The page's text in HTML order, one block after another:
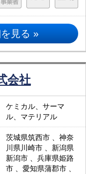
見る »
会社
ケミカル、サーマ
ル、マテリアル
茨城県筑西市 、神奈
川県川崎市 、新潟県
新潟市 、兵庫県姫路
市 、愛知県蒲郡市 、